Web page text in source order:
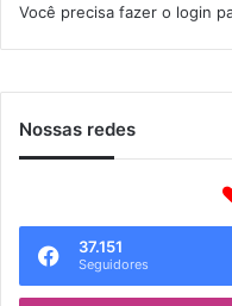
i
ú
b
Você precisa fazer o login
Nossas redes
37.151
Seguidores